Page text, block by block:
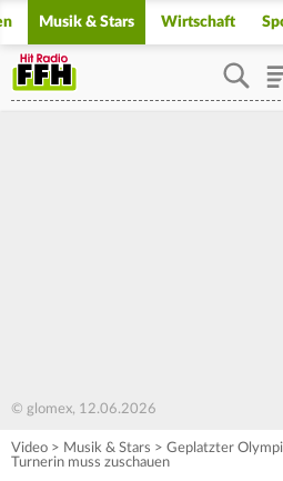
Musik & Stars Wirtschaft
© glomex, 12.06.2026
Video > Musik & Stars > Geplatzter
Turnerin muss zuschauen